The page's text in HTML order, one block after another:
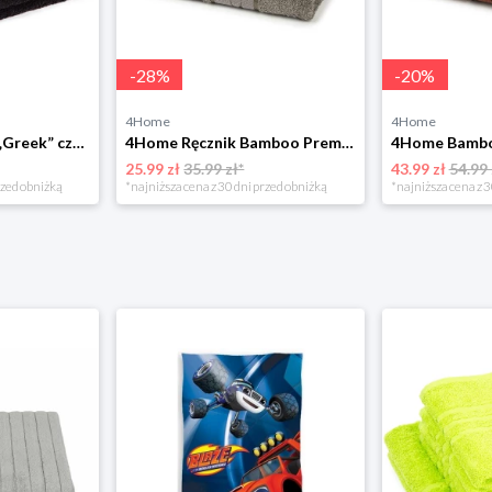
Zestaw ręczników „Greek” czarny, 50 x 90 cm, 70 x 130 cm 4-Home
obniżką
-28%
4Home
4Home Ręcznik Bamboo Premium szary, 30 x 50 cm, komplet 2 szt.
25.99 zł35.99 zł*
*najniższa cena z 30 dni przed obniżką
-20%
4Home
43.99 zł54.99
*najniższa cena z